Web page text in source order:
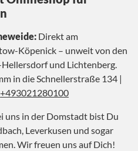
Direkt am
Köpenick – unweit von den
und Lichtenberg.
in die Schnellerstraße 134 |
+493021280100
uns in der Domstadt bist Du
Leverkusen und sogar
Wir freuen uns auf Dich!